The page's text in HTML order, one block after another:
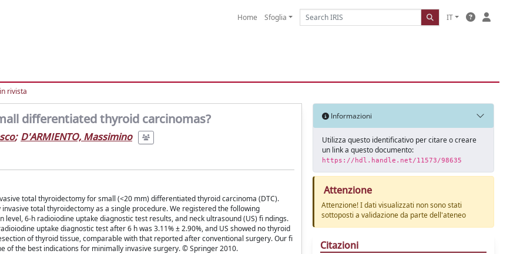
Home Sfoglia IT
rivista
differentiated thyroid carcinomas?
; D'ARMIENTO, Massimino
total thyroidectomy for small (<20 mm) differentiated thyroid carcinoma (DTC).
total thyroidectomy as a single procedure. We registered the following
6-h radioiodine uptake diagnostic test results, and neck ultrasound (US) fi ndings.
uptake diagnostic test after 6 h was 3.11% ± 2.90%, and US showed no thyroid
of thyroid tissue, comparable with that reported after conventional surgery. Our fi
of the best indications for minimally invasive surgery. © Springer 2010.
Informazioni
Utilizza questo identificativo per citare o creare
un link a questo documento:
https://hdl.handle.net/11573/98635
Attenzione
Attenzione! I dati visualizzati non sono stati
sottoposti a validazione da parte dell'ateneo
Citazioni